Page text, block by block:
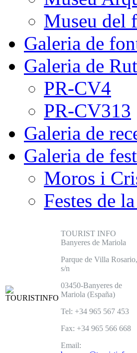
Museu del
Galeria de
Galeria de
PR-CV4
PR-CV313
Galeria de
Galeria de
Moros i
Festes de
TOURIST INFO
Banyeres de Mariola
Parque de Villa Rosario,
s/n
03450-Banyeres de
Mariola (España)
Tel: +34 965 567 453
Fax: +34 965 566 668
Email: